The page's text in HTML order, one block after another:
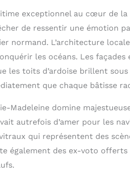
exceptionnel au cœur de la
de ressentir une émotion
normand. L’architecture
les océans. Les façades
les toits d’ardoise brillent
que chaque bâtisse
Madeleine domine
autrefois d’amer pour les
qui représentent des
également des ex-voto offerts